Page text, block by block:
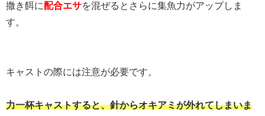
撒き餌に配合エサを混ぜるとさらに集魚力がアップしま
す。
キャストの際には注意が必要です。
力一杯キャストすると、針からオキアミが外れてしまいま